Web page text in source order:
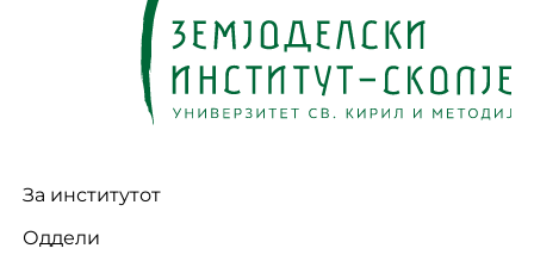
За институтот
Оддели